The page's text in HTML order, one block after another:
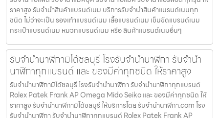
ราคาสูง รับจำนำสินค้าแบรนด์เนม บริการรับจำนำสินค้าแบรนด์เนมทุก
ชนิด ไม่ว่าจะเป็น รองเท้าแบรนด์เนม เสื้อแบรนด์เนม เข็มขัดแบรนด์เนม
กระเป๋าแบรนด์เนม หมวกแบรนด์เนม หรือ สินค้าแบรนด์เนมอื่นๆ
รับจำนำนาฬิกามิโด้ชลบุรี โรงรับจำนำนาฬิกา รับจำนำ
นาฬิกาทุกแบรนด์ และ ของมีค่าทุกชนิด ให้ราคาสูง
รับจำนำนาฬิกามิโด้ชลบุรี โรงรับจำนำนาฬิกา รับจำนำนาฬิกาทุกแบรนด์
Rolex Patek Frank AP Omega Mido Seiko และ ของมีค่าทุกชนิด ให้
ราคาสูง รับจำนำนาฬิกามิโด้ชลบุรี ให้บริการโดย รับจํานํานาฬิกา.com โรง
รับจำนำนาฬิกา รับจำนำนาฬิกาทุกแบรนด์ Rolex Patek Frank AP